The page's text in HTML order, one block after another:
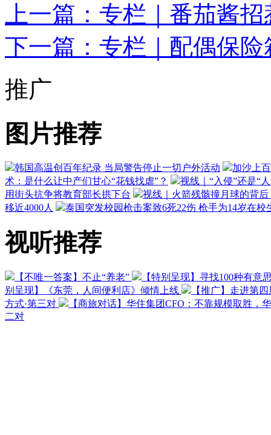
上一篇：专栏｜番茄酱
下一篇：专栏｜配偶保险
推广
图片推荐
韩国高温创百年纪录 当局警告停止一切户外活动
加沙上
术：是什么让中产们甘心“花钱找虐”？
视线｜“入侵”还是“
用街头抗争将教育部长拱下台
视线｜火箭残骸撞月球的背
移近4000人
泰国突发校园枪击案致6死22伤 枪手为14岁在校
视听推荐
【不唯一答案】不止“养老”
【特别呈现】寻找100种有意
别呈现】《东莞，人间便利店》倾情上线
【推广】走进第
方式·第三对
【商旅对话】华住集团CFO：不靠规模取胜，
二对